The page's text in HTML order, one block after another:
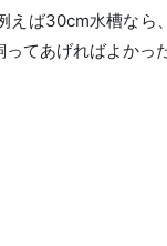
ば30cm水槽なら
てあげればよかっ